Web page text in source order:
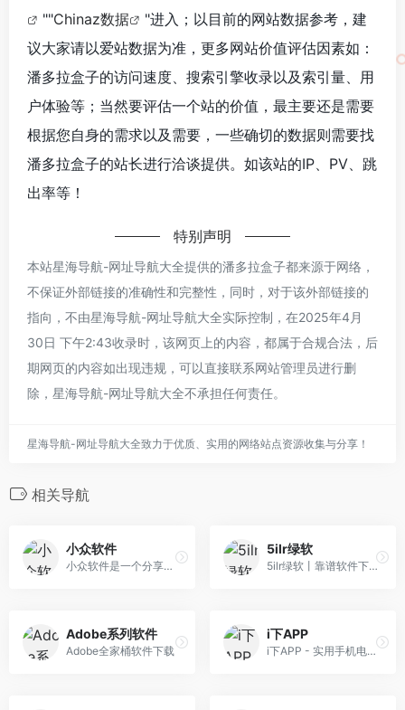
""Chinaz数据
"进入；以目前的网站数据参考，建
议大家请以爱站数据为准，更多网站价值评估因素如：
潘多拉盒子的访问速度、搜索引擎收录以及索引量、用
户体验等；当然要评估一个站的价值，最主要还是需要
根据您自身的需求以及需要，一些确切的数据则需要找
潘多拉盒子的站长进行洽谈提供。如该站的IP、PV、跳
出率等！
特别声明
本站星海导航-网址导航大全提供的潘多拉盒子都来源于网络，
不保证外部链接的准确性和完整性，同时，对于该外部链接的
指向，不由星海导航-网址导航大全实际控制，在2025年4月
30日 下午2:43收录时，该网页上的内容，都属于合规合法，后
期网页的内容如出现违规，可以直接联系网站管理员进行删
除，星海导航-网址导航大全不承担任何责任。
星海导航-网址导航大全致力于优质、实用的网络站点资源收集与分享！
相关导航
小众软件
小众软件是一个分享、体验、评测电脑软件、手机应用、互联网产品的网站
5ilr绿软
5ilr绿软丨靠谱软件下载网一个安全靠谱的绿色软件下载站!专注提供各类屏幕录制软件,数据恢复,短视频编辑制作,设计软件,以及办公必备装机工具!
Adobe系列软件
Adobe全家桶软件下载
i下APP
i下APP - 实用手机电脑软件应用分享